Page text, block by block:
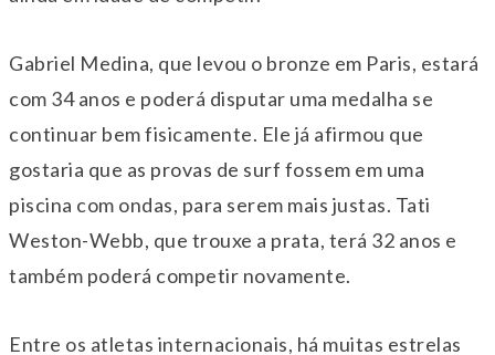
Gabriel Medina, que levou o bronze em Paris, estará
com 34 anos e poderá disputar uma medalha se
continuar bem fisicamente. Ele já afirmou que
gostaria que as provas de surf fossem em uma
piscina com ondas, para serem mais justas. Tati
Weston-Webb, que trouxe a prata, terá 32 anos e
também poderá competir novamente.
Entre os atletas internacionais, há muitas estrelas